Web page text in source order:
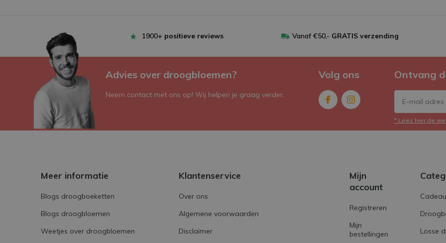
1900+ positieve reviews Vanaf €50,- GRATIS verzending
Advies over droogbloemen?
Neem contact met ons op! Wij helpen je graag verder.
Volg ons Ontvang
* Lees hier de
Meer informatie
Blogs droogboeketten
Blogs droogbloemen
Weetjes over droogbloemen
Klantenservice
Over ons
Algemene voorwaarden
Disclaimer
Mijn
account
Registreren
Mijn
bestellingen
Losse